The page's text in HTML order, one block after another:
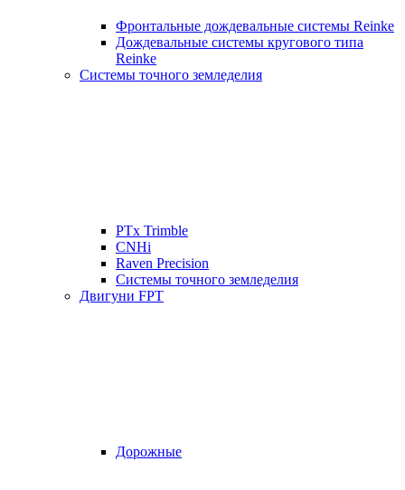
Фронтальные дождевальные системы Reinke
Дождевальные системы кругового типа
Reinke
Системы точного земледелия
PTx Trimble
CNHi
Raven Precision
Системы точного земледелия
Двигуни FPT
Дорожные